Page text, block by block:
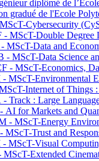
diplômé de
gradué de l'Ecole
Cybersecurity
MScT-Double Degree
MScT-Data and
- MScT-Data Science
- MScT-Economics,
MScT-Environmental
Internet of Things
Track : Large
AI for Markets and
- MScT-Energy
Trust and
MScT-Visual
Extended